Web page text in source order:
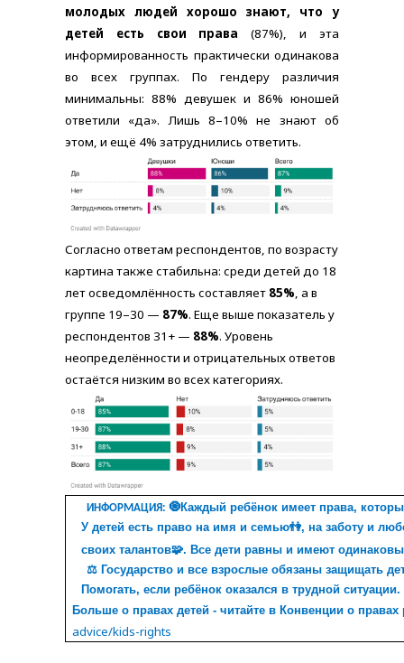
молодых людей хорошо знают, что у
детей есть свои права (87%), и эта
информированность практически одинакова
во всех группах. По гендеру различия
минимальны: 88% девушек и 86% юношей
ответили «да». Лишь 8–10% не знают об
этом, и ещё 4% затруднились ответить.
Согласно ответам респондентов, по возрасту
картина также стабильна: среди детей до 18
лет осведомлённость составляет 85%, а в
группе 19–30 — 87%. Еще выше показатель у
респондентов 31+ — 88%. Уровень
неопределённости и отрицательных ответов
остаётся низким во всех категориях.
ИНФОРМАЦИЯ:🧿Каждый ребёнок имеет права,
У детей есть право на имя и семью👫, на заботу и
своих талантов🧩. Все дети равны и имеют
⚖️ Государство и все взрослые обязаны защищать
Помогать, если ребёнок оказался в трудной ситуации.
Больше о правах детей - читайте в Конвенции о
advice/kids-rights